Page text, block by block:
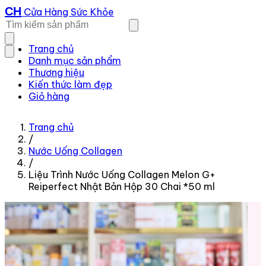
CH Cửa Hàng Sức Khỏe
Trang chủ
Danh mục sản phẩm
Thương hiệu
Kiến thức làm đẹp
Giỏ hàng
Trang chủ
/
Nước Uống Collagen
/
Liệu Trình Nước Uống Collagen Melon G+
Reiperfect Nhật Bản Hộp 30 Chai *50 ml